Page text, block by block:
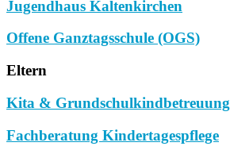
Jugendhaus Kaltenkirchen
Offene Ganztagsschule (OGS)
Eltern
Kita & Grundschulkindbetreuung
Fachberatung Kindertagespflege